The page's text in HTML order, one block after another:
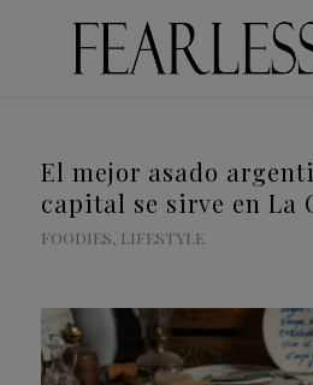
El mejor asado
capital se sirve en La
FOODIES, LIFESTYLE